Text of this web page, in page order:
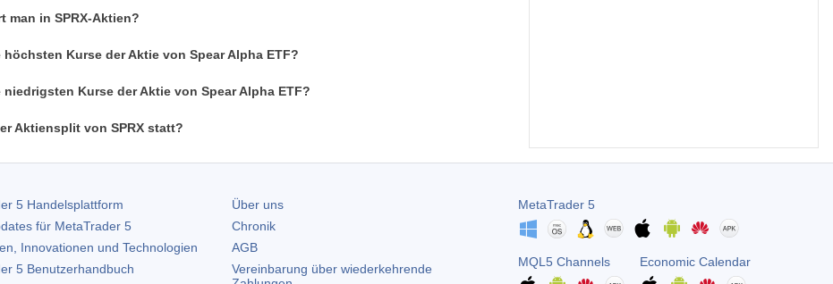
man in SPRX-Aktien?
höchsten Kurse der Aktie von Spear Alpha ETF?
niedrigsten Kurse der Aktie von Spear Alpha ETF?
Aktiensplit von SPRX statt?
5Handelsplattform
für MetaTrader 5
Innovationen und Technologien
5Benutzerhandbuch
Über uns
Chronik
AGB
Vereinbarung über wiederkehrende
MetaTrader 5
MQL5 Channels Economic Calendar